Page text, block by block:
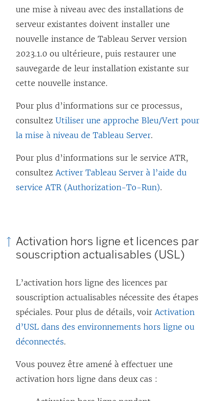
une mise à niveau avec des installations de
serveur existantes doivent installer une
nouvelle instance de Tableau Server version
2023.1.0 ou ultérieure, puis restaurer une
sauvegarde de leur installation existante sur
cette nouvelle instance.
Pour plus d’informations sur ce processus,
consultez Utiliser une approche Bleu/Vert pour
la mise à niveau de Tableau Server.
Pour plus d’informations sur le service ATR,
consultez Activer Tableau Server à l’aide du
service ATR (Authorization-To-Run).
Activation hors ligne et licences par
souscription actualisables (USL)
L’activation hors ligne des licences par
souscription actualisables nécessite des étapes
spéciales. Pour plus de détails, voir Activation
d’USL dans des environnements hors ligne ou
déconnectés.
Vous pouvez être amené à effectuer une
activation hors ligne dans deux cas :